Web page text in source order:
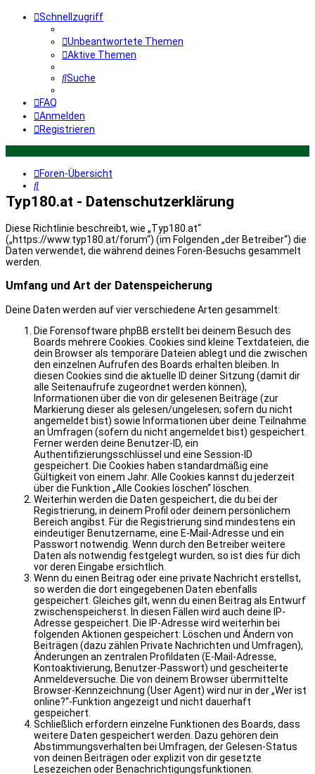
Schnellzugriff
Unbeantwortete Themen
Aktive Themen
Suche
FAQ
Anmelden
Registrieren
Foren-Übersicht
Suche
Typ180.at - Datenschutzerklärung
Diese Richtlinie beschreibt, wie „Typ180.at“
(„https://www.typ180.at/forum“) (im Folgenden „der Betreiber“) die
Daten verwendet, die während deines Foren-Besuchs gesammelt
werden.
Umfang und Art der Datenspeicherung
Deine Daten werden auf vier verschiedene Arten gesammelt:
Die Forensoftware phpBB erstellt bei deinem Besuch des
Boards mehrere Cookies. Cookies sind kleine Textdateien, die
dein Browser als temporäre Dateien ablegt und die zwischen
den einzelnen Aufrufen des Boards erhalten bleiben. In
diesen Cookies sind die aktuelle ID deiner Sitzung (damit dir
alle Seitenaufrufe zugeordnet werden können),
Informationen über die von dir gelesenen Beiträge (zur
Markierung dieser als gelesen/ungelesen; sofern du nicht
angemeldet bist) sowie Informationen über deine Teilnahme
an Umfragen (sofern du nicht angemeldet bist) gespeichert.
Ferner werden deine Benutzer-ID, ein
Authentifizierungsschlüssel und eine Session-ID
gespeichert. Die Cookies haben standardmäßig eine
Gültigkeit von einem Jahr. Alle Cookies kannst du jederzeit
über die Funktion „Alle Cookies löschen“ löschen.
Weiterhin werden die Daten gespeichert, die du bei der
Registrierung, in deinem Profil oder deinem persönlichem
Bereich angibst. Für die Registrierung sind mindestens ein
eindeutiger Benutzername, eine E-Mail-Adresse und ein
Passwort notwendig. Wenn durch den Betreiber weitere
Daten als notwendig festgelegt wurden, so ist dies für dich
vor deren Eingabe ersichtlich.
Wenn du einen Beitrag oder eine private Nachricht erstellst,
so werden die dort eingegebenen Daten ebenfalls
gespeichert. Gleiches gilt, wenn du einen Beitrag als Entwurf
zwischenspeicherst. In diesen Fällen wird auch deine IP-
Adresse gespeichert. Die IP-Adresse wird weiterhin bei
folgenden Aktionen gespeichert: Löschen und Ändern von
Beiträgen (dazu zählen Private Nachrichten und Umfragen),
Änderungen an zentralen Profildaten (E-Mail-Adresse,
Kontoaktivierung, Benutzer-Passwort) und gescheiterte
Anmeldeversuche. Die von deinem Browser übermittelte
Browser-Kennzeichnung (User Agent) wird nur in der „Wer ist
online?“-Funktion angezeigt und nicht dauerhaft
gespeichert.
Schließlich erfordern einzelne Funktionen des Boards, dass
weitere Daten gespeichert werden. Dazu gehören dein
Abstimmungsverhalten bei Umfragen, der Gelesen-Status
von deinen Beiträgen oder explizit von dir gesetzte
Lesezeichen oder Benachrichtigungsfunktionen.